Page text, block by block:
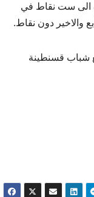
التوالي بعد تغلبه على سيمبا التنزاني 2-1 رافعا رصيده الى ست نقاط في
شباب قسنطينة